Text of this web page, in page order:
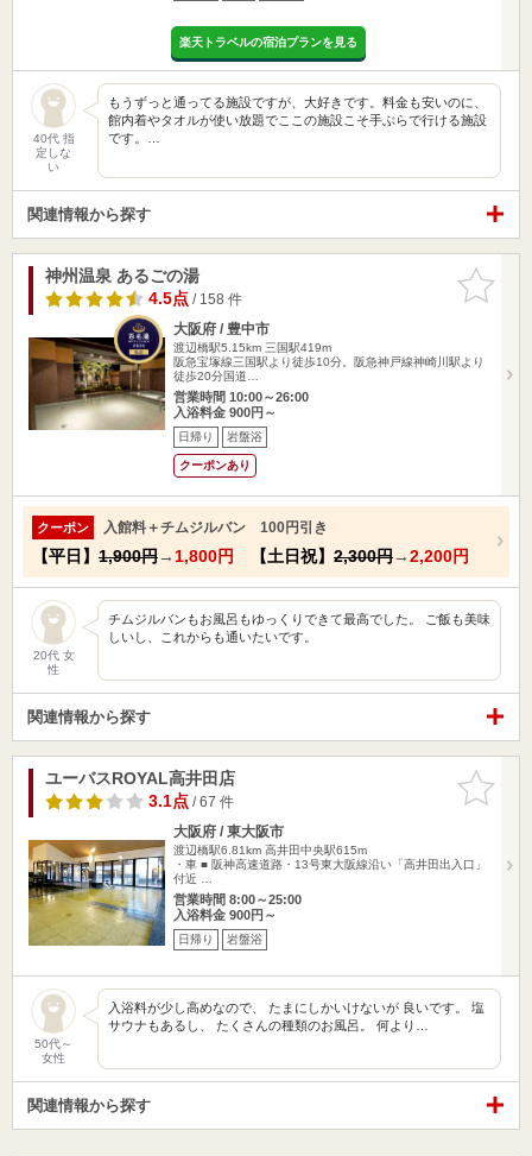
楽天トラベルの宿泊プランを見る
40代 指
定しな
い
もうずっと通ってる施設ですが、大好きです。料金も安いのに、
館内着やタオルが使い放題でここの施設こそ手ぶらで行ける施設
です。…
関連情報から探す
お気に入
りに追加
神州温泉 あるごの湯
4.5点/ 158 件
大阪府 / 豊中市
渡辺橋駅5.15km 三国駅419m
阪急宝塚線三国駅より徒歩10分。阪急神戸線神崎川駅より
徒歩20分国道…
営業時間 10:00～26:00
入浴料金 900円～
日帰り 岩盤浴
クーポンあり
クーポン 入館料＋チムジルバン 100円引き
【平日】 1,900円→ 1,800円 【土日祝】 2,300円→2,200円
20代 女
性
チムジルバンもお風呂もゆっくりできて最高でした。 ご飯も美味
しいし、これからも通いたいです。
関連情報から探す
お気に入
りに追加
ユーバスROYAL高井田店
3.1点/ 67 件
大阪府 / 東大阪市
渡辺橋駅6.81km 高井田中央駅615m
・車 ■ 阪神高速道路・13号東大阪線沿い「高井田出入口」
付近 …
営業時間 8:00～25:00
入浴料金 900円～
日帰り 岩盤浴
50代～
女性
入浴料が少し高めなので、 たまにしかいけないが 良いです。 塩
サウナもあるし、 たくさんの種類のお風呂。 何より…
関連情報から探す